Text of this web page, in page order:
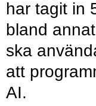
har tagit in
bland
ska
att
AI.